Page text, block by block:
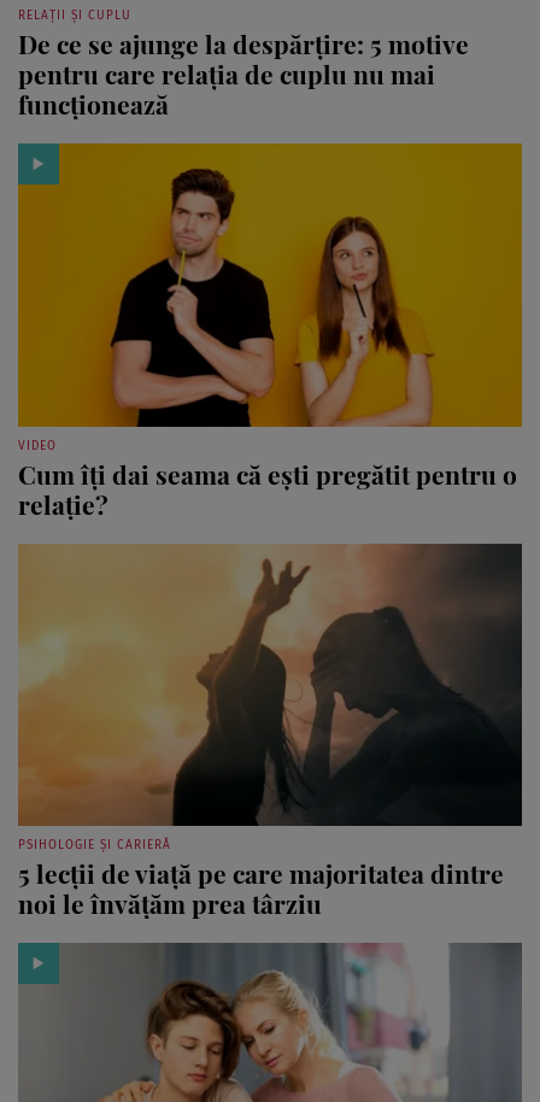
RELAȚII ȘI CUPLU
De ce se ajunge la despărțire: 5 motive
pentru care relația de cuplu nu mai
funcționează
VIDEO
Cum îți dai seama că ești pregătit pentru o
relație?
PSIHOLOGIE ȘI CARIERĂ
5 lecții de viață pe care majoritatea dintre
noi le învățăm prea târziu